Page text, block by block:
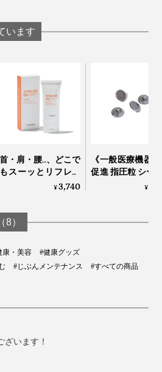
もビリビリせず、熱くもなく、
の安全性も確認されており、赤
誰でも使用可能。睡眠専門病院
などの医療機関にも導入されて
、作動の確認用。刺激がなくて
もすごい。手に着けるとすぐに
らく包むようにすると保湿パッ
っとり感。
、ローションや美容液にも同様
浸透力も高まるとことが期待で
ス」｜WOTT
います
首・肩・腰…、どこで
もスーッとリフレッ
シュする「バイタラ
¥3,740
《一般医療機器 血行
促進 指圧粒 シー
シート付》貼る
技研
¥
8）
康・美容
#健康グッズ
#じぶんメンテナンス #すべての商品
ざいます！